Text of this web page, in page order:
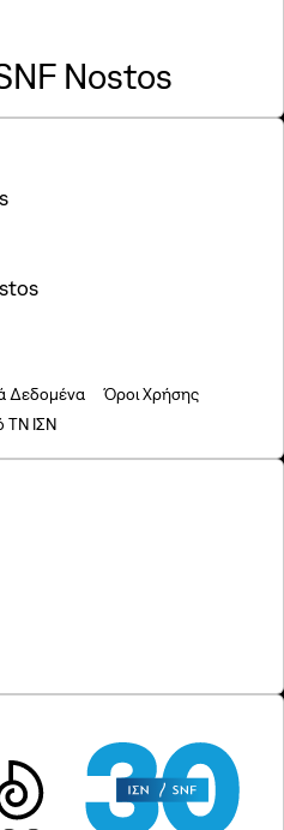
Nostos
Δεδομένα
Όροι Χρήσης
ΤΝ ΙΣΝ